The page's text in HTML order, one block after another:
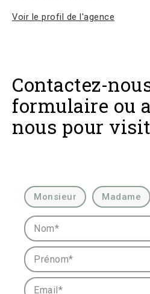
Voir le profil de l'agence
Contactez-
formulaire ou
nous pour
Civilité :
Monsieur Madame
Nom* :
Prénom* :
Email* :